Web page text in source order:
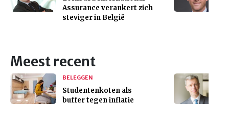
Assurance verankert zich
steviger in België
Meest recent
BELEGGEN
Studentenkoten als
buffer tegen inflatie